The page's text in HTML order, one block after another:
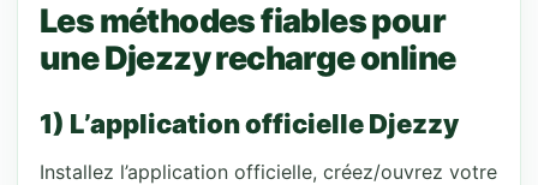
Les méthodes fiables pour
une Djezzy recharge online
1) L’application officielle Djezzy
Installez l’application officielle, créez/ouvrez votre